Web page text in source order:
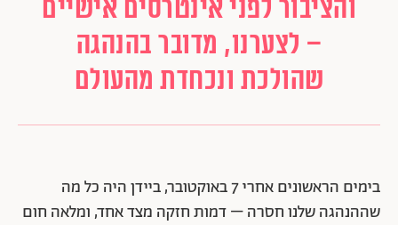
והציבור לפני אינטרסים אישיים
– לצערנו, מדובר בהנהגה
שהולכת ונכחדת מהעולם
בימים הראשונים אחרי 7 באוקטובר, ביידן היה כל מה
שההנהגה שלנו חסרה – דמות חזקה מצד אחד, ומלאה חום